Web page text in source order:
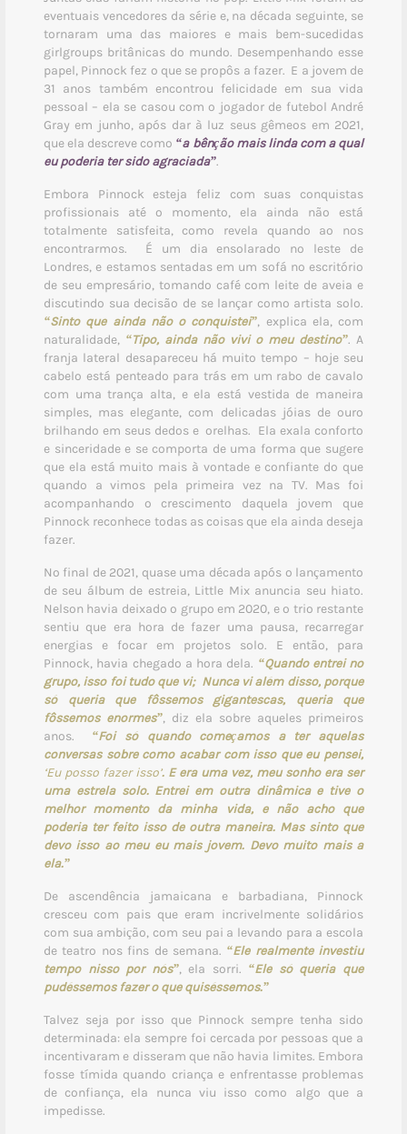
eventuais vencedores da série e, na década seguinte, se
tornaram uma das maiores e mais bem-sucedidas
girlgroups britânicas do mundo. Desempenhando esse
papel, Pinnock fez o que se propôs a fazer. E a jovem de
31 anos também encontrou felicidade em sua vida
pessoal – ela se casou com o jogador de futebol André
Gray em junho, após dar à luz seus gêmeos em 2021,
que ela descreve como “a bênção mais linda com a qual
eu poderia ter sido agraciada”.
Embora Pinnock esteja feliz com suas conquistas
profissionais até o momento, ela ainda não está
totalmente satisfeita, como revela quando ao nos
encontrarmos. É um dia ensolarado no leste de
Londres, e estamos sentadas em um sofá no escritório
de seu empresário, tomando café com leite de aveia e
discutindo sua decisão de se lançar como artista solo.
“Sinto que ainda não o conquistei”, explica ela, com
naturalidade, “Tipo, ainda não vivi o meu destino”. A
franja lateral desapareceu há muito tempo – hoje seu
cabelo está penteado para trás em um rabo de cavalo
com uma trança alta, e ela está vestida de maneira
simples, mas elegante, com delicadas jóias de ouro
brilhando em seus dedos e orelhas. Ela exala conforto
e sinceridade e se comporta de uma forma que sugere
que ela está muito mais à vontade e confiante do que
quando a vimos pela primeira vez na TV. Mas foi
acompanhando o crescimento daquela jovem que
Pinnock reconhece todas as coisas que ela ainda deseja
fazer.
No final de 2021, quase uma década após o lançamento
de seu álbum de estreia, Little Mix anuncia seu hiato.
Nelson havia deixado o grupo em 2020, e o trio restante
sentiu que era hora de fazer uma pausa, recarregar
energias e focar em projetos solo. E então, para
Pinnock, havia chegado a hora dela. “Quando entrei no
grupo, isso foi tudo que vi; Nunca vi além disso, porque
só queria que fôssemos gigantescas, queria que
fôssemos enormes”, diz ela sobre aqueles primeiros
anos. “Foi só quando começamos a ter aquelas
conversas sobre como acabar com isso que eu pensei,
‘Eu posso fazer isso’. E era uma vez, meu sonho era ser
uma estrela solo. Entrei em outra dinâmica e tive o
melhor momento da minha vida, e não acho que
poderia ter feito isso de outra maneira. Mas sinto que
devo isso ao meu eu mais jovem. Devo muito mais a
ela.”
De ascendência jamaicana e barbadiana, Pinnock
cresceu com pais que eram incrivelmente solidários
com sua ambição, com seu pai a levando para a escola
de teatro nos fins de semana. “Ele realmente investiu
tempo nisso por nós”, ela sorri. “Ele só queria que
pudéssemos fazer o que quiséssemos.”
Talvez seja por isso que Pinnock sempre tenha sido
determinada: ela sempre foi cercada por pessoas que a
incentivaram e disseram que não havia limites. Embora
fosse tímida quando criança e enfrentasse problemas
de confiança, ela nunca viu isso como algo que a
impedisse.